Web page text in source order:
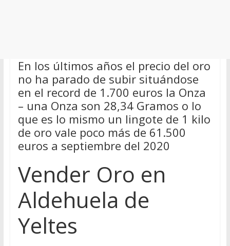
En los últimos años el precio del oro
no ha parado de subir situándose
en el record de 1.700 euros la Onza
– una Onza son 28,34 Gramos o lo
que es lo mismo un lingote de 1 kilo
de oro vale poco más de 61.500
euros a septiembre del 2020
Vender Oro en
Aldehuela de
Yeltes